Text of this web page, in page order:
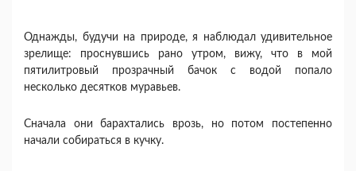
Однажды, будучи на природе, я наблюдал удивительное
зрелище: проснувшись рано утром, вижу, что в мой
пятилитровый прозрачный бачок с водой попало
несколько десятков муравьев.
Сначала они барахтались врозь, но потом постепенно
начали собираться в кучку.